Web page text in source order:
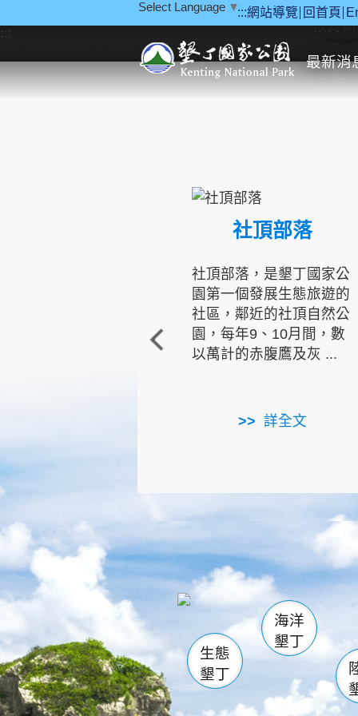
:::網站導覽 回首頁
Select Language ▼
最新消
::: 教育
社頂部落
社頂部落，是墾丁國家公
園第一個發展生態旅遊的
社區，鄰近的社頂自然公
園，每年9、10月間，數
以萬計的赤腹鷹及灰 ...
詳全文
龜山 海生館
恆春
龍鑾潭自
瓊麻館
關山
白砂
生態
墾丁
海洋
墾丁